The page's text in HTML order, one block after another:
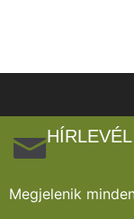
HÍRLEVÉL
Megjelenik